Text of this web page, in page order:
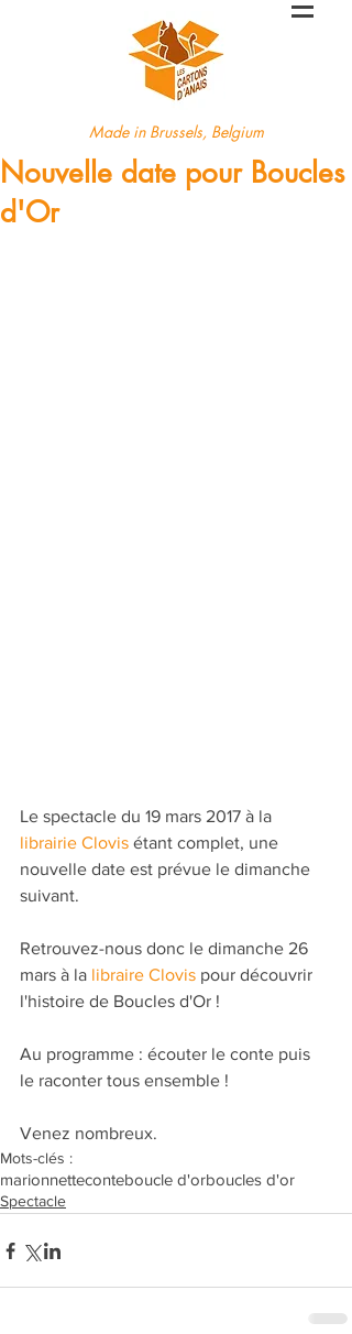
Made in Brussels, Belgium
Nouvelle date pour Boucles
d'Or
Le spectacle du 19 mars 2017 à la
librairie Clovis étant complet, une
nouvelle date est prévue le dimanche
suivant.
Retrouvez-nous donc le dimanche 26
mars à la libraire Clovis pour découvrir
l'histoire de Boucles d'Or !
Au programme : écouter le conte puis
le raconter tous ensemble !
Venez nombreux.
Mots-clés :
marionnetteconteboucle d'orboucles d'or
Spectacle